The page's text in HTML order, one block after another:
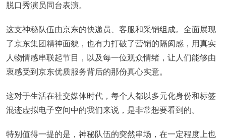
脱口秀演员同台表演。
这支神秘队伍由京东的快递员、客服和采销组成。全面展现
了京东集团精神面貌，也有力打破了营销的隔阂感，用真实
人物情感串联起节目，以及每一位观众情绪，让人们能够由
衷感受到京东优质服务背后的那份真心实意。
这对于生活在社交媒体时代，每个人都以多元化身份和标签
混迹虚拟电子空间中的我们来说，是非常想要看到的。
特别值得一提的是，神秘队伍的突然串场，在一定程度上也